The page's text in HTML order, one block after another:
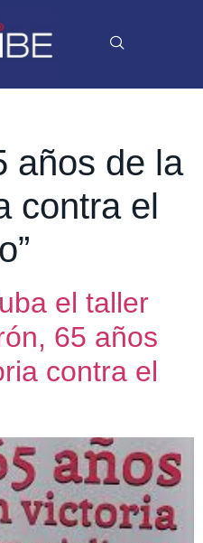
años de la
contra el
el taller
65 años
contra el